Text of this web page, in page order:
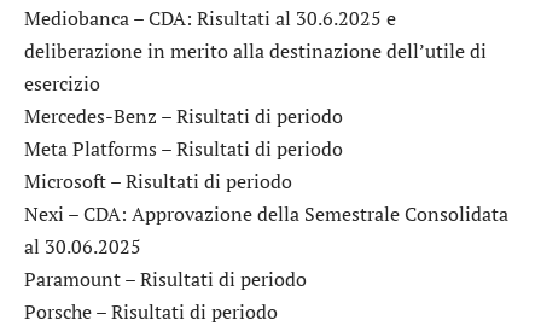
Mediobanca– CDA: Risultati al 30.6.2025 e
deliberazione in merito alla destinazione dell’utile di
esercizio
Mercedes-Benz – Risultati di periodo
Meta Platforms – Risultati di periodo
Microsoft– Risultati di periodo
Nexi – CDA: Approvazione della Semestrale Consolidata
al 30.06.2025
Paramount– Risultati di periodo
Porsche– Risultati di periodo